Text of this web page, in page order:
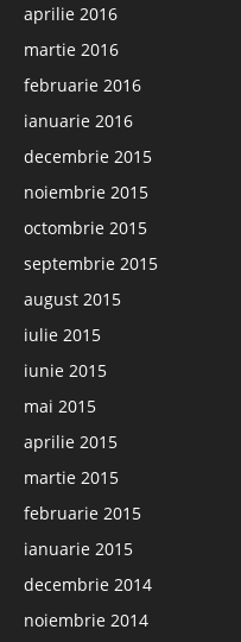
aprilie 2016
martie 2016
februarie 2016
ianuarie 2016
decembrie 2015
noiembrie 2015
octombrie 2015
septembrie 2015
august 2015
iulie 2015
iunie 2015
mai 2015
aprilie 2015
martie 2015
februarie 2015
ianuarie 2015
decembrie 2014
noiembrie 2014